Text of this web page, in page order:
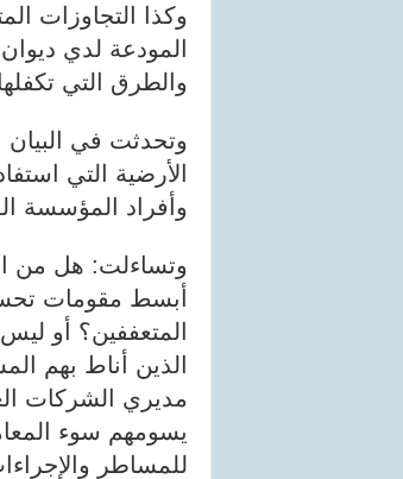
وكذا التجاوزات
المودعة لدي
والطرق التي
وتحدثت في
الأرضية التي
وأفراد المؤسسة
وتساءلت: هل من
أبسط مقومات
المتعففين؟ أو
الذين أناط بهم
مديري الشركات
يسومهم سوء
للمساطر